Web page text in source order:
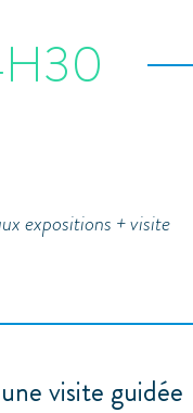
expositions + visite
visite guidée